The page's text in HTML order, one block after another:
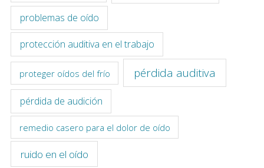
problemas de oído
protección auditiva en el trabajo
proteger oídos del frío pérdida auditiva
pérdida de audición
remedio casero para el dolor de oído
ruido en el oído